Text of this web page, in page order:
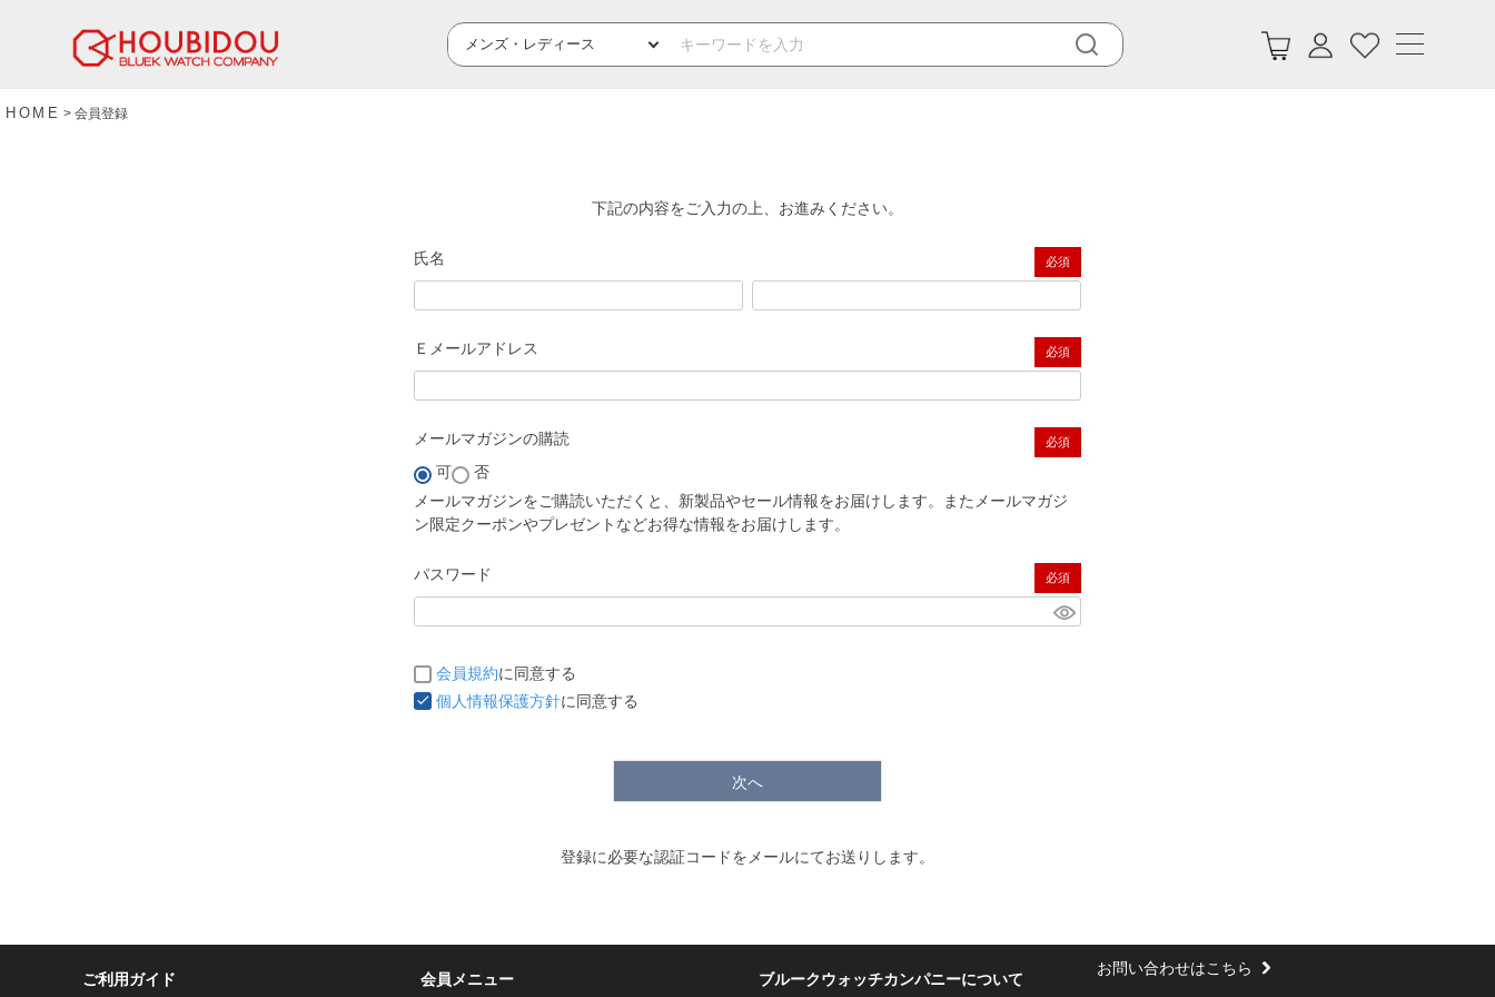
HOME 会員登録
下記の内容をご入力の上、お進みください。
氏名
Ｅメールアドレス
メールマガジンの購読
可
否
メールマガジンをご購読いただくと、新製品やセール情報をお届けします。またメールマガジ
ン限定クーポンやプレゼントなどお得な情報をお届けします。
パスワード
(必須)
会員規約に同意する
個人情報保護方針に同意する
次へ
登録に必要な認証コードをメールにてお送りします。
ご利用ガイド 会員メニュー ブルークウォッチカンパニーについて
お問い合わせはこちら